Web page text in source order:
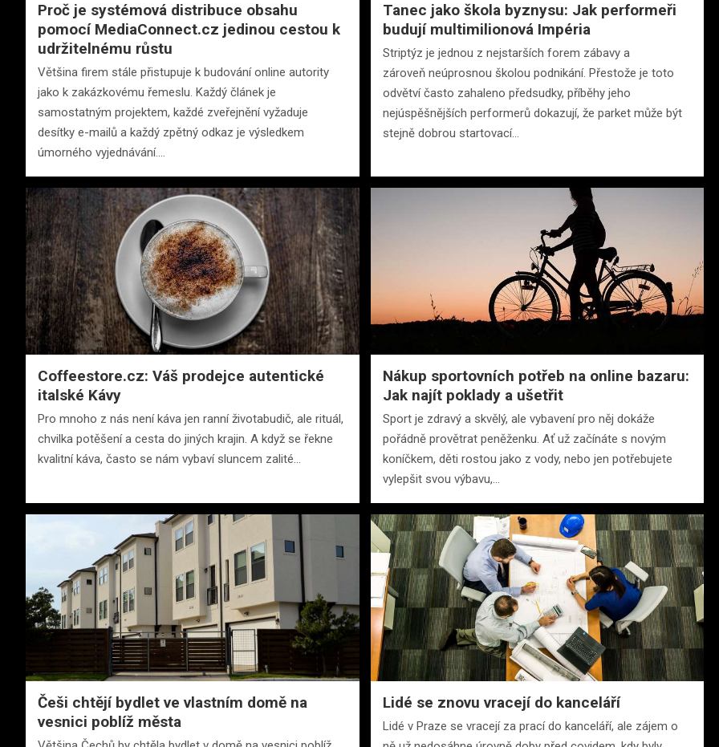
Proč je systémová distribuce obsahu
pomocí MediaConnect.cz jedinou cestou k
udržitelnému růstu
Většina firem stále přistupuje k budování online autority
jako k zakázkovému řemeslu. Každý článek je
samostatným projektem, každé zveřejnění vyžaduje
desítky e-mailů a každý zpětný odkaz je výsledkem
úmorného vyjednávání.…
Tanec jako škola byznysu: Jak performeři
budují multimilionová Impéria
Striptýz je jednou z nejstarších forem zábavy a
zároveň neúprosnou školou podnikání. Přestože je toto
odvětví často zahaleno předsudky, příběhy jeho
nejúspěšnějších performerů dokazují, že parket může být
stejně dobrou startovací…
Coffeestore.cz: Váš prodejce autentické
italské Kávy
Pro mnoho z nás není káva jen ranní životabudič, ale rituál,
chvilka potěšení a cesta do jiných krajin. A když se řekne
kvalitní káva, často se nám vybaví sluncem zalité…
Nákup sportovních potřeb na online bazaru:
Jak najít poklady a ušetřit
Sport je zdravý a skvělý, ale vybavení pro něj dokáže
pořádně provětrat peněženku. Ať už začínáte s novým
koníčkem, děti rostou jako z vody, nebo jen potřebujete
vylepšit svou výbavu,…
Češi chtějí bydlet ve vlastním domě na
vesnici poblíž města
Lidé se znovu vracejí do kanceláří
Lidé v Praze se vracejí za prací do kanceláří, ale zájem o